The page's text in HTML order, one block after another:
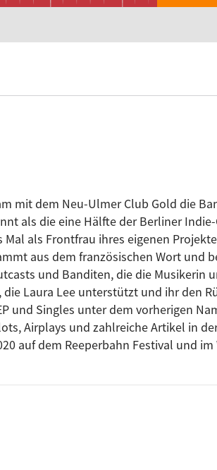
mit dem Neu-Ulmer Club Gold die
als die eine Hälfte der Berliner
als Frontfrau ihres eigenen
aus dem französischen Wort und
und Banditen, die die Musikerin
Laura Lee unterstützt und ihr den
und Singles unter dem vorherigen
Airplays und zahlreiche Artikel in
auf dem Reeperbahn Festival und im
eindrucksvollen Talenten in